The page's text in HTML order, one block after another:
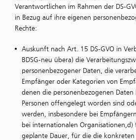
Verantwortlichen im Rahmen der DS-
in Bezug auf ihre eigenen
Rechte:
Auskunft nach Art. 15 DS-GVO in
BDSG-neu übera) die
personenbezogener Daten, die
Empfänger oder Kategorien von
denen die personenbezogenen
Personen offengelegt worden sind
werden, insbesondere bei
bei internationalen Organisationen,d)
geplante Dauer, für die die konkreten